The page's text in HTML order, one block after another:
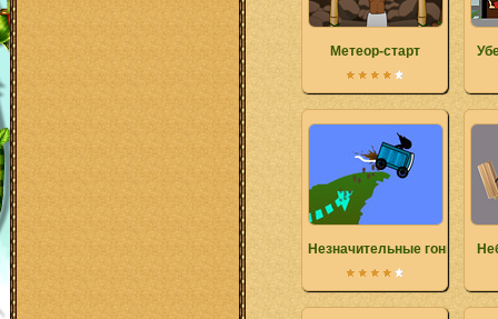
Метеор-старт
Незначительные гонщики 3